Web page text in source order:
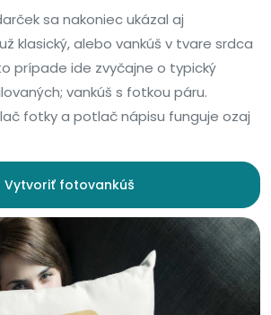
sa nakoniec ukázal aj
klasický, alebo vankúš v tvare srdca
prípade ide zvyčajne o typický
vankúš s fotkou páru.
fotky a potlač nápisu funguje ozaj
Vytvoriť fotovankúš